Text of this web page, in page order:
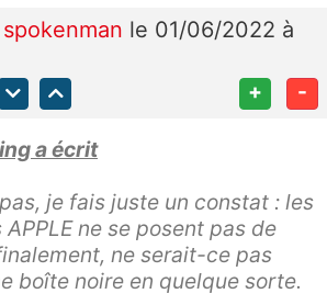
spokenman le 01/06/2022 à
+ -
a écrit
je fais juste un constat : les
ne se posent pas de
ne serait-ce pas
boîte noire en quelque sorte.